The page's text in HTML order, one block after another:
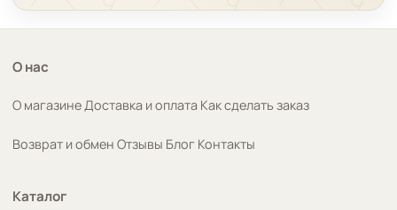
О нас
О магазине Доставка и оплата Как сделать заказ
Возврат и обмен Отзывы Блог Контакты
Каталог